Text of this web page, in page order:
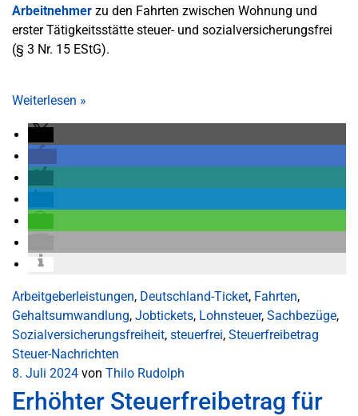
Arbeitnehmer zu den Fahrten zwischen Wohnung und
erster Tätigkeitsstätte steuer- und sozialversicherungsfrei
(§ 3 Nr. 15 EStG).
Weiterlesen »
Arbeitgeberleistungen, Deutschland-Ticket, Fahrten,
Gehaltsumwandlung, Jobtickets, Lohnsteuer, Sachbezüge,
Sozialversicherungsfreiheit, steuerfrei, Steuerfreibetrag
Steuer-Nachrichten
8. Juli 2024 von Thilo Rudolph
Erhöhter Steuerfreibetrag für